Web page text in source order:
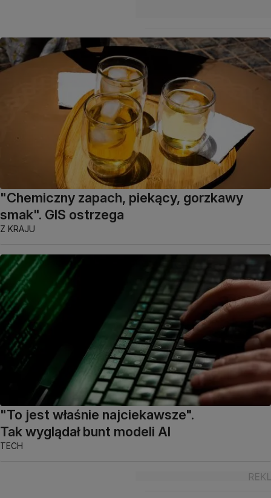
"Chemiczny zapach, piekący, gorzkawy
smak". GIS ostrzega
Z KRAJU
"To jest właśnie najciekawsze".
Tak wyglądał bunt modeli AI
TECH